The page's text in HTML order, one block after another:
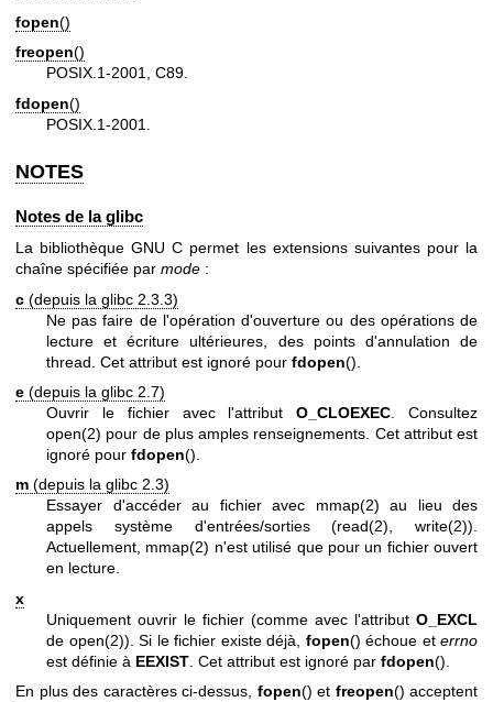
fopen()
freopen()
POSIX.1-2001, C89.
fdopen()
POSIX.1-2001.
NOTES
Notes de la glibc
La bibliothèque GNU C permet les extensions suivantes pour la
chaîne spécifiée par mode :
c (depuis la glibc 2.3.3)
Ne pas faire de l'opération d'ouverture ou des opérations de
lecture et écriture ultérieures, des points d'annulation de
thread. Cet attribut est ignoré pour fdopen().
e (depuis la glibc 2.7)
Ouvrir le fichier avec l'attributO_CLOEXEC . Consultez
open(2) pour de plus amples renseignements. Cet attribut est
ignoré pour fdopen().
m (depuis la glibc 2.3)
Essayer d'accéder au fichier avec mmap(2) au lieu des
appels système d'entrées/sorties (read(2), write(2)).
Actuellement, mmap(2) n'est utilisé que pour un fichier ouvert
en lecture.
x
Uniquement ouvrir le fichier (comme avec l'attribut O_EXCL
de open(2)). Si le fichier existe déjà, fopen() échoue et errno
est définie à EEXIST . Cet attribut est ignoré par fdopen().
En plus des caractères ci-dessus, fopen() et freopen() acceptent